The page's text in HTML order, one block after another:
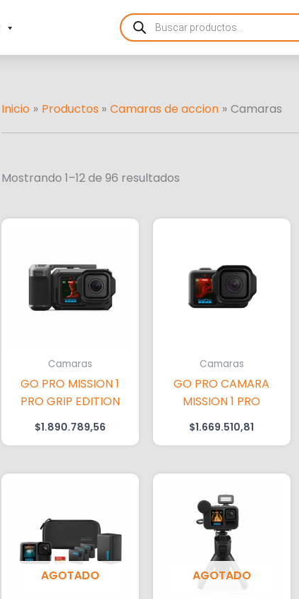
Products
search
Inicio Productos Camaras de accion Camaras
Mostrando 1–12 de 96 resultados
por
más
recientes
Camaras
GO PRO MISSION 1
PRO GRIP EDITION
$1.890.789,56
Camaras
GO PRO CAMARA
MISSION 1 PRO
$1.669.510,81
AGOTADO AGOTADO